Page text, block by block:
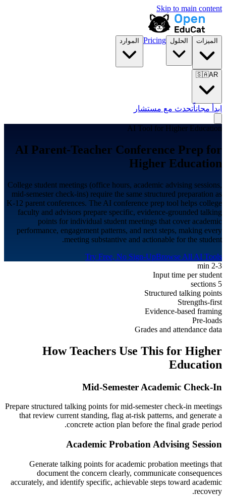
Skip to main content
الميزات الحلول Pricing الموارد
🇸🇦AR
ابدأ مجاناًتحدث مع مستشار
AI Tool for Higher Education
AI Parent-Teacher Conference Prep for
Higher Education
College student meetings (office hours, academic advising sessions,
mid-semester check-ins) require the same structured preparation as
K-12 parent conferences. The AI conference prep tool helps college
faculty and advisors prepare specific, evidence-grounded talking
points for individual student meetings that cover academic
performance, engagement patterns, and next steps, making every
meeting substantive and actionable for the student.
Try Free, No Sign-UpBrowse All AI Tools
2-3 min
Input time per student
5 sections
Structured talking points
Strengths-first
Evidence-based framing
Pre-loads
Grades and attendance data
How Teachers Use This for Higher
Education
Mid-Semester Academic Check-In
Prepare structured talking points for mid-semester check-in meetings
that review current standing, flag at-risk patterns, and generate a
concrete action plan before the final grade period.
Academic Probation Advising Session
Generate talking points for academic probation meetings that
document the concern clearly, communicate consequences
accurately, and identify specific, achievable steps toward academic
recovery.